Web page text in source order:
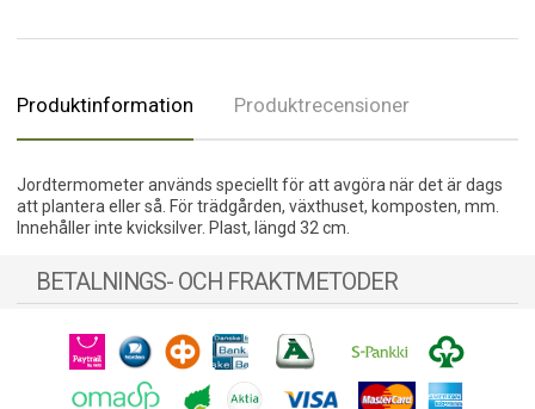
Produktinformation Produktrecensioner
Jordtermometer används speciellt för att avgöra när det är dags
att plantera eller så. För trädgården, växthuset, komposten, mm.
Innehåller inte kvicksilver. Plast, längd 32 cm.
BETALNINGS- OCH FRAKTMETODER